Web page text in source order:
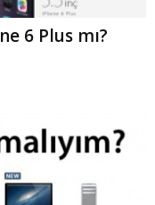
6 Plus mı?